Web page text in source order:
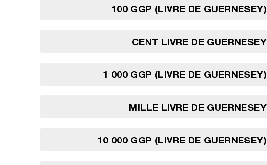
100 GGP (LIVRE DE GUERNESEY)
CENT LIVRE DE GUERNESEY
1 000 GGP (LIVRE DE GUERNESEY)
MILLE LIVRE DE GUERNESEY
10 000 GGP (LIVRE DE GUERNESEY)